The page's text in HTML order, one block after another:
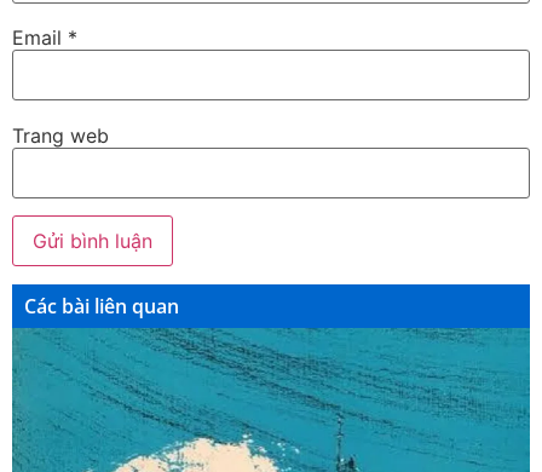
Email *
Trang web
Các bài liên quan